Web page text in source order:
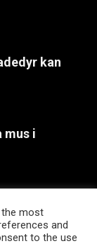
kan
mus i
for
the most
and
to the use